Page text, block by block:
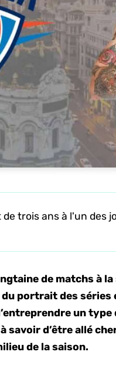
de trois ans à l'un des
de matchs à
portrait des séries
un type
savoir d’être allé
de la saison.